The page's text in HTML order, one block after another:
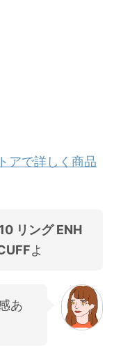
アで詳しく商品
リング ENH
よ
あ